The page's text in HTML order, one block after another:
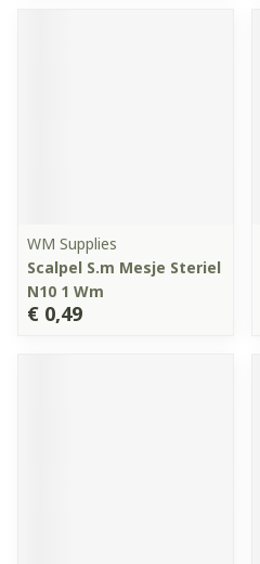
WM Supplies
Scalpel S.m Mesje Steriel
N10 1 Wm
€ 0,49